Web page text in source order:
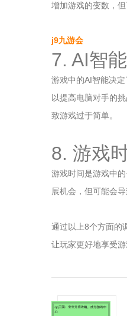
增加游戏的变数，
j9九游会
7. AI智
游戏中的AI智能决
以提高电脑对手的
致游戏过于简单。
8. 游戏
游戏时间是游戏中
展机会，但可能会
通过以上8个方面的
让玩家更好地享受游